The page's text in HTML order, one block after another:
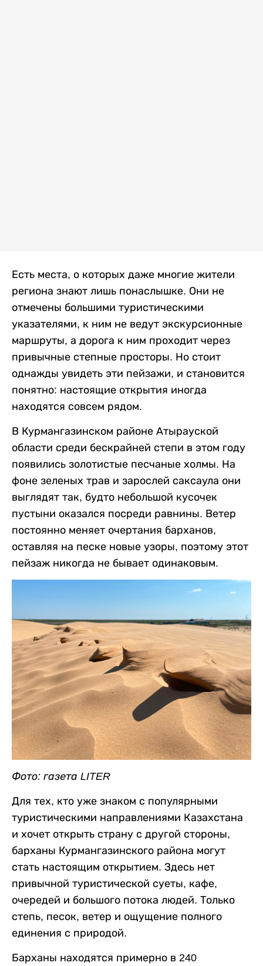
Есть места, о которых даже многие жители
региона знают лишь понаслышке. Они не
отмечены большими туристическими
указателями, к ним не ведут экскурсионные
маршруты, а дорога к ним проходит через
привычные степные просторы. Но стоит
однажды увидеть эти пейзажи, и становится
понятно: настоящие открытия иногда
находятся совсем рядом.
В Курмангазинском районе Атырауской
области среди бескрайней степи в этом году
появились золотистые песчаные холмы. На
фоне зеленых трав и зарослей саксаула они
выглядят так, будто небольшой кусочек
пустыни оказался посреди равнины. Ветер
постоянно меняет очертания барханов,
оставляя на песке новые узоры, поэтому этот
пейзаж никогда не бывает одинаковым.
Фото: газета LITER
Для тех, кто уже знаком с популярными
туристическими направлениями Казахстана
и хочет открыть страну с другой стороны,
барханы Курмангазинского района могут
стать настоящим открытием. Здесь нет
привычной туристической суеты, кафе,
очередей и большого потока людей. Только
степь, песок, ветер и ощущение полного
единения с природой.
Барханы находятся примерно в 240